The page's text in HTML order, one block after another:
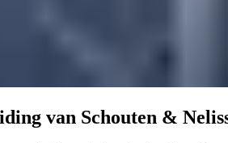
van Schouten &